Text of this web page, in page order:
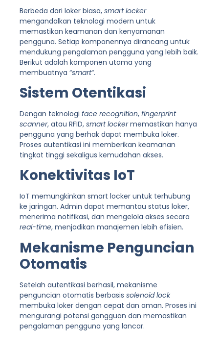
Berbeda dari loker biasa,smart locker
mengandalkan teknologi modern untuk
memastikan keamanan dan kenyamanan
pengguna. Setiap komponennya dirancang untuk
mendukung pengalaman pengguna yang lebih baik.
Berikut adalah komponen utama yang
membuatnya “smart“.
Sistem Otentikasi
Dengan teknologiface recognition,fingerprint
scanner, atau RFID,smart lockermemastikan hanya
pengguna yang berhak dapat membuka loker.
Proses autentikasi ini memberikan keamanan
tingkat tinggi sekaligus kemudahan akses.
Konektivitas IoT
IoT memungkinkan smart locker untuk terhubung
ke jaringan. Admin dapat memantau status loker,
menerima notifikasi, dan mengelola akses secara
real-time, menjadikan manajemen lebih efisien.
Mekanisme Penguncian
Otomatis
Setelah autentikasi berhasil, mekanisme
penguncian otomatis berbasissolenoid lock
membuka loker dengan cepat dan aman. Proses ini
mengurangi potensi gangguan dan memastikan
pengalaman pengguna yang lancar.